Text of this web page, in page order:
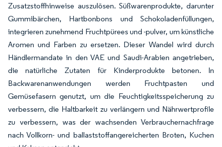
Zusatzstoffhinweise auszulösen. Süßwarenprodukte, darunter
Gummibärchen, Hartbonbons und Schokoladenfüllungen,
integrieren zunehmend Fruchtpürees und -pulver, um künstliche
Aromen und Farben zu ersetzen. Dieser Wandel wird durch
Händlermandate in den VAE und Saudi-Arabien angetrieben,
die natürliche Zutaten für Kinderprodukte betonen. In
Backwarenanwendungen werden Fruchtpasten und
Gemüsefasern genutzt, um die Feuchtigkeitsspeicherung zu
verbessern, die Haltbarkeit zu verlängern und Nährwertprofile
zu verbessern, was der wachsenden Verbrauchernachfrage
nach Vollkorn- und ballaststoffangereicherten Broten, Kuchen